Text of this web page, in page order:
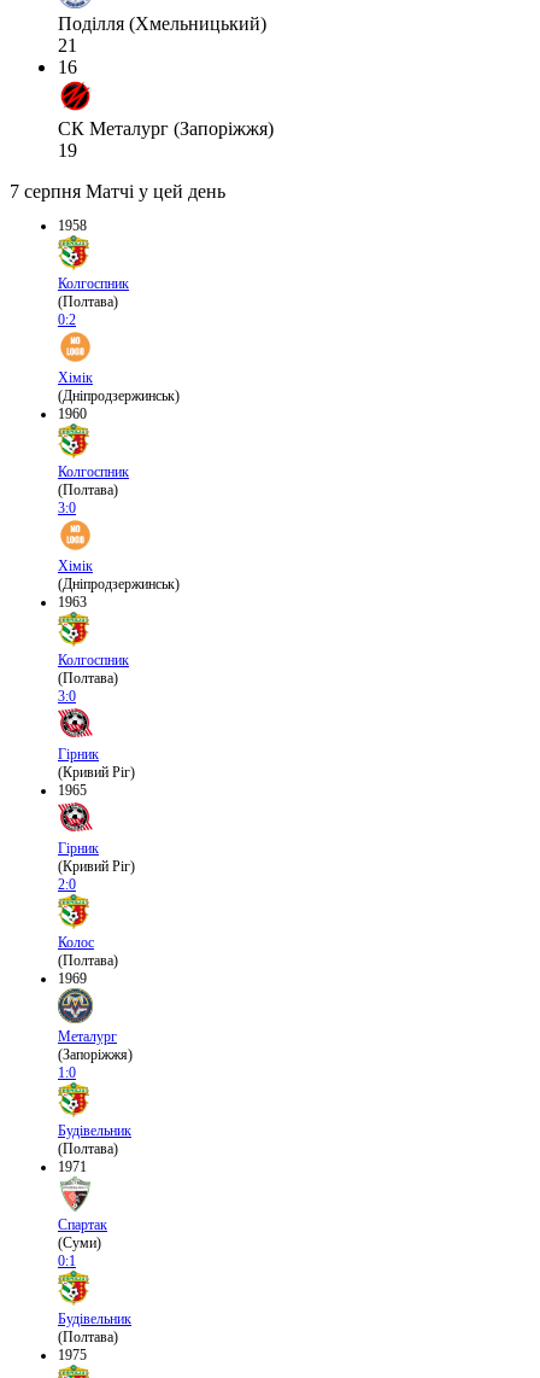
Поділля (Хмельницький)
21
16
СК Металург (Запоріжжя)
19
7 серпня Матчі у цей день
1958
Колгоспник
(Полтава)
0:2
Хімік
(Дніпродзержинськ)
1960
Колгоспник
(Полтава)
3:0
Хімік
(Дніпродзержинськ)
1963
Колгоспник
(Полтава)
3:0
Гірник
(Кривий Ріг)
1965
Гірник
(Кривий Ріг)
2:0
Колос
(Полтава)
1969
Металург
(Запоріжжя)
1:0
Будівельник
(Полтава)
1971
Спартак
(Суми)
0:1
Будівельник
(Полтава)
1975